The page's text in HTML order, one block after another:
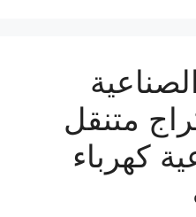
كراج متنقل
كهرباء